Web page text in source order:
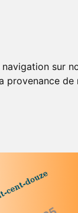
sur
provenance de